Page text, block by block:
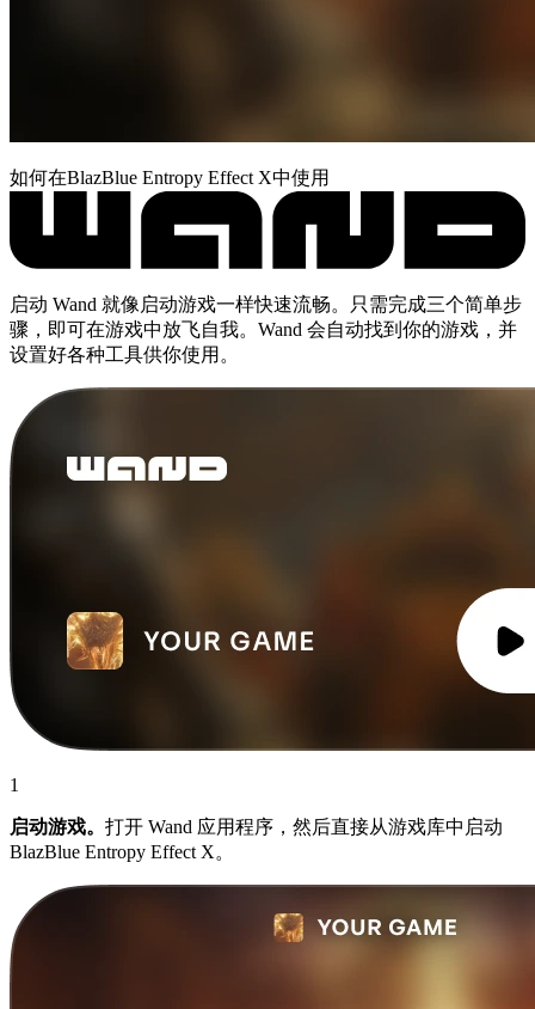
如何在BlazBlue Entropy Effect X中使用
启动 Wand 就像启动游戏一样快速流畅。只需完成三个简单步
骤，即可在游戏中放飞自我。Wand 会自动找到你的游戏，并
设置好各种工具供你使用。
1
启动游戏。 打开 Wand 应用程序，然后直接从游戏库中启动
BlazBlue Entropy Effect X。